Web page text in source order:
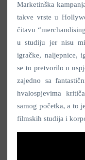
Marketinška
takve vrste u
čitavu
u studiju jer nisu
igračke, naljepnice,
se to pretvorilo u
zajedno sa
hvalospjevima
samog početka, a to
filmskih studija i